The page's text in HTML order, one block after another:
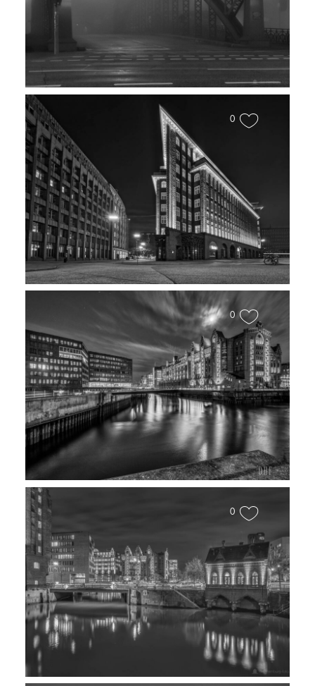
Torwächer(innen)
0
Chilehaus
0
Maritimes Musueum
0
Fleetschloss